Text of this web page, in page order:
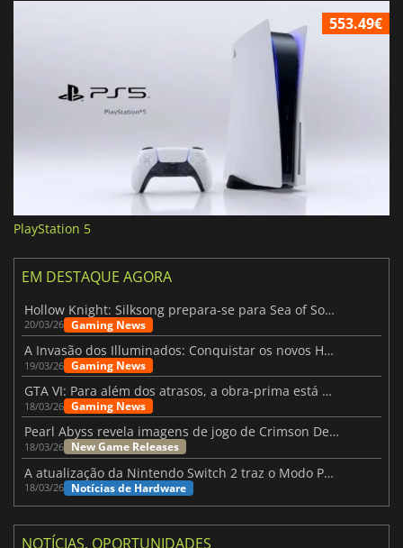
553.49€
PlayStation 5
EM DESTAQUE AGORA
Hollow Knight: Silksong prepara-se para Sea of Sorrow com um patch
20/03/26 Gaming News
A Invasão dos Illuminados: Conquistar os novos Helldivers 2 Atualização!
19/03/26 Gaming News
GTA VI: Para além dos atrasos, a obra-prima está quase a chegar
18/03/26 Gaming News
Pearl Abyss revela imagens de jogo de Crimson Desert para a PS5
18/03/26 New Game Releases
A atualização da Nintendo Switch 2 traz o Modo Portátil aos jogos mais antigos da Switch
18/03/26 Notícias de Hardware
NOTÍCIAS, OPORTUNIDADES